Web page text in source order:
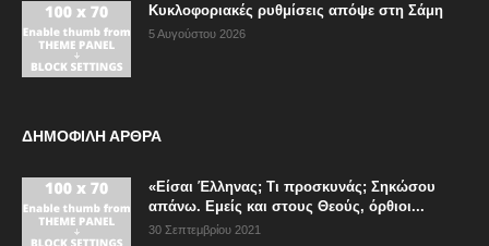
Κυκλοφοριακές ρυθμίσεις απόψε στη Σάμη
5 Αυγούστου 2026
ΔΗΜΟΦΙΛΗ ΑΡΘΡΑ
«Είσαι Έλληνας; Τι προσκυνάς; Σηκώσου
απάνω. Εμείς και στους Θεούς, όρθιοι...
30 Σεπτεμβρίου 2021